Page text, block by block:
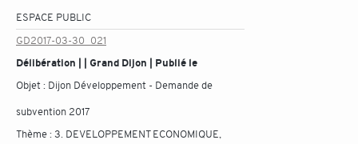
ESPACE PUBLIC
GD2017-03-30_021
Délibération | | Grand Dijon | Publié le
Objet : Dijon Développement - Demande de
subvention 2017
Thème :3. DEVELOPPEMENT ECONOMIQUE,